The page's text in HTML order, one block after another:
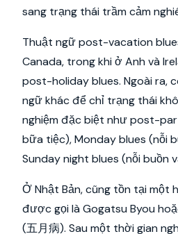
sang trạng thái trầm cảm
Thuật ngữ post-vacation
Canada, trong khi ở Anh và
post-holiday blues. Ngoài ra,
ngữ khác để chỉ trạng thái
nghiệm đặc biệt như post-
bữa tiệc), Monday blues (nỗi
Sunday night blues (nỗi buồn
Ở Nhật Bản, cũng tồn tại
được gọi là Gogatsu Byou
(五月病). Sau một thời gian